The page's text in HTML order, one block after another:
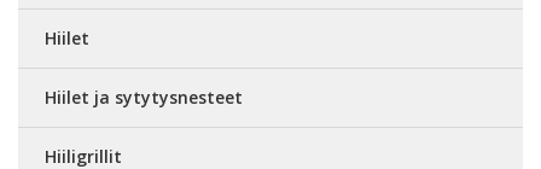
Hiilet
Hiilet ja sytytysnesteet
Hiiligrillit